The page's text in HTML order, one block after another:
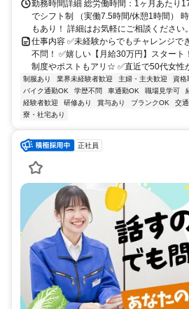
勤務時間詳細 総労働時間：1ヶ月あたり
でシフト制 （実働7.5時間/休憩1時間）
もあり！ 詳細はお気軽にご相談ください。
仕事内容 ✅未経験からでもチャレンジ
不問！ ✅嬉しい【月給30万円】スタート
制度やポストもアリ☆ ✅直近で50代女性
制服あり 業界未経験者歓迎 主婦・主夫歓迎 資格
バイク通勤OK
学歴不問 車通勤OK 職場見学可
経験者歓迎
研修あり 賞与あり ブランクOK 交
寮・社宅あり
正社員